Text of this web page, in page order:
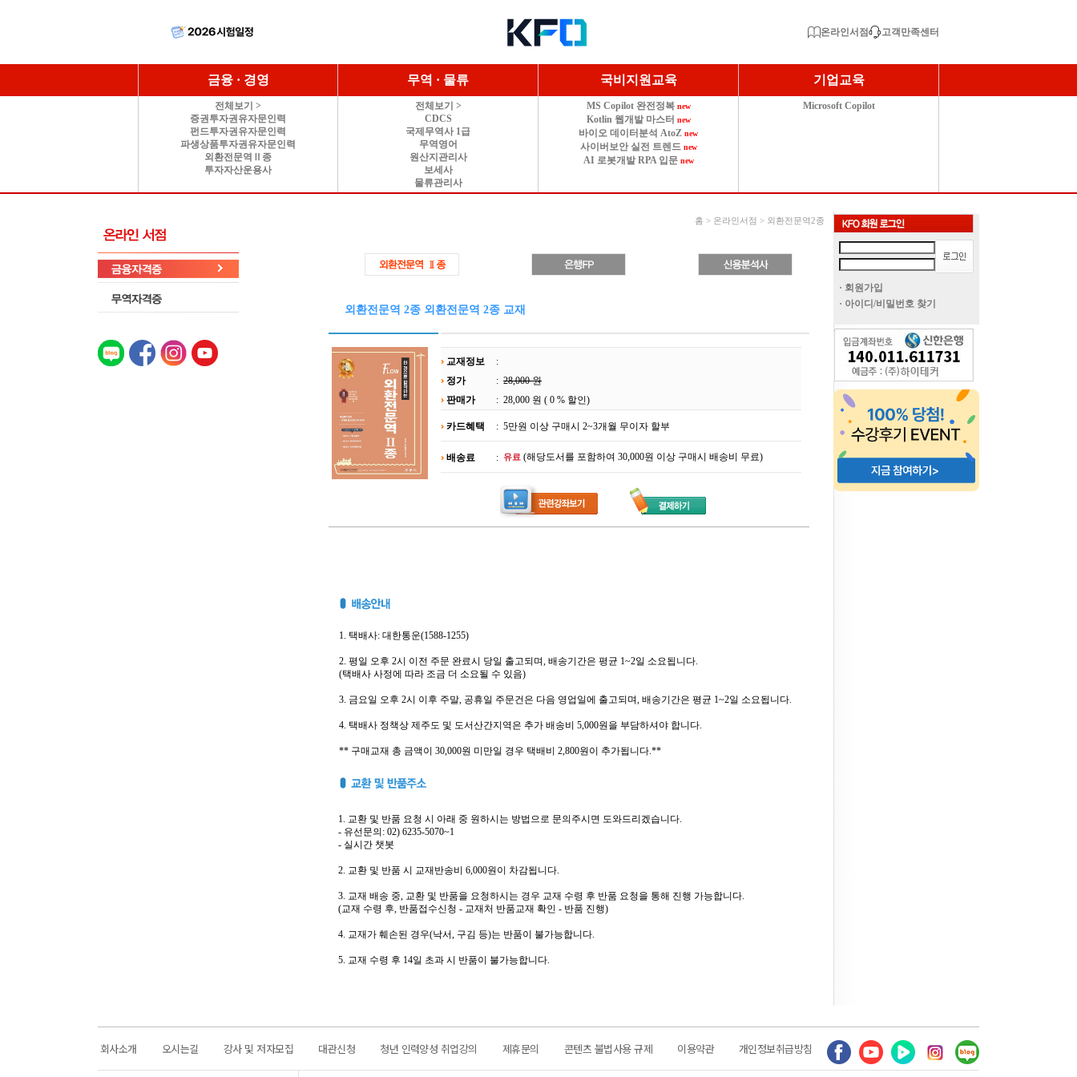
온라인서점 고객만족센터
금융 · 경영
전체보기 >
증권투자권유자문인력
펀드투자권유자문인력
파생상품투자권유자문인력
외환전문역Ⅱ종
투자자산운용사
무역 · 물류
전체보기 >
CDCS
국제무역사 1급
무역영어
원산지관리사
보세사
물류관리사
국비지원교육
MS Copilot 완전정복 new
Kotlin 웹개발 마스터 new
바이오 데이터분석 AtoZ new
사이버보안 실전 트렌드 new
AI 로봇개발 RPA 입문 new
기업교육
Microsoft Copilot
· 회원가입
· 아이디/비밀번호 찾기
홈 > 온라인서점 > 외환전문역2종
외환전문역 2종 외환전문역 2종 교재
교재정보
:
정가
: 28,000 원
판매가
: 28,000 원 ( 0 % 할인)
카드혜택 : 5만원 이상 구매시 2~3개월 무이자 할부
배송료 : 유료 (해당도서를 포함하여 30,000원 이상 구매시 배송비 무료)
1. 택배사: 대한통운(1588-1255)
2. 평일 오후 2시 이전 주문 완료시 당일 출고되며, 배송기간은 평균 1~2일 소요됩니다.
(택배사 사정에 따라 조금 더 소요될 수 있음)
3. 금요일 오후 2시 이후 주말, 공휴일 주문건은 다음 영업일에 출고되며, 배송기간은 평균 1~2일 소요됩니다.
4. 택배사 정책상 제주도 및 도서산간지역은 추가 배송비 5,000원을 부담하셔야 합니다.
** 구매교재 총 금액이 30,000원 미만일 경우 택배비 2,800원이 추가됩니다.**
1. 교환 및 반품 요청 시 아래 중 원하시는 방법으로 문의주시면 도와드리겠습니다.
- 유선문의: 02) 6235-5070~1
- 실시간 챗봇
2. 교환 및 반품 시 교재반송비 6,000원이 차감됩니다.
3. 교재 배송 중, 교환 및 반품을 요청하시는 경우 교재 수령 후 반품 요청을 통해 진행 가능합니다.
(교재 수령 후, 반품접수신청 - 교재처 반품교재 확인 - 반품 진행)
4. 교재가 훼손된 경우(낙서, 구김 등)는 반품이 불가능합니다.
5. 교재 수령 후 14일 초과 시 반품이 불가능합니다.
회사소개 오시는길 강사 및 저자모집 대관신청 청년 인력양성 취업강의 제휴문의 콘텐츠 불법사용 규제 이용약관 개인정보취급방침